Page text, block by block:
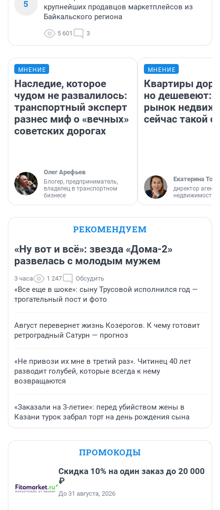
5
крупнейших продавцов маркетплейсов из
Байкальского региона
5 601 3
МНЕНИЕ
Наследие, которое
чудом не развалилось:
транспортный эксперт
разнес миф о «вечных»
советских дорогах
Олег Арефьев
Блогер, предприниматель,
владелец в транспортном
бизнесе
МНЕНИЕ
Квартиры
но дешевеют:
рынок
сейчас такой
Екатерина
директор
недвижимости
РЕКОМЕНДУЕМ
«Ну вот и всё»: звезда «Дома-2»
развелась с молодым мужем
3 часа 1 247 Обсудить
«Все еще в шоке»: сыну Трусовой исполнился год —
трогательный пост и фото
Август перевернет жизнь Козерогов. К чему готовит
ретроградный Сатурн — прогноз
«Не привози их мне в третий раз». Читинец 40 лет
разводит голубей, которые всегда к нему
возвращаются
«Заказали на 3-летие»: перед убийством жены в
Казани турок забрал торт на день рождения сына
ПРОМОКОДЫ
Скидка 10% на один заказ до 20 000
₽
До 31 августа, 2026